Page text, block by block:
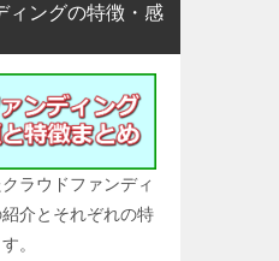
ィングの特徴・感
ラウドファンディ
介とそれぞれの特
。